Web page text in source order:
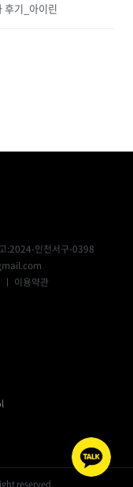
후기_아이린
:2024-인천서구-0398
ㅣ 이용약관